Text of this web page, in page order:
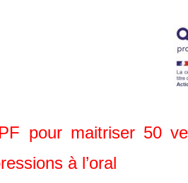
pour maitriser 50
à l’oral